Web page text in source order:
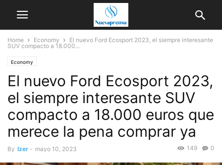
Home Economy
El nuevo Ford Ecosport 2023, el siempre interesante
SUV compacto a 18.000...
Economy
El nuevo Ford Ecosport 2023,
el siempre interesante SUV
compacto a 18.000 euros que
merece la pena comprar ya
By Izer - mayo 10, 2023 0
149